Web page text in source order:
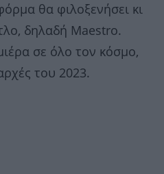
θα φιλοξενήσει κι
δηλαδή Maestro.
σε όλο τον κόσμο,
του 2023.